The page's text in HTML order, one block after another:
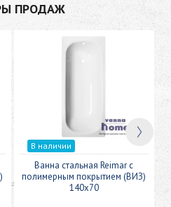
ПРОДАЖ
В наличии
Ванна стальная Reimar с
полимерным покрытием (ВИЗ)
140x70